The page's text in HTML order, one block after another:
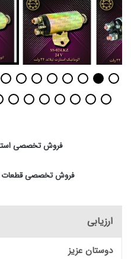
فروش تخصصی
فروش تخصصی قطعات
ارزیابی
دوستان عزیز